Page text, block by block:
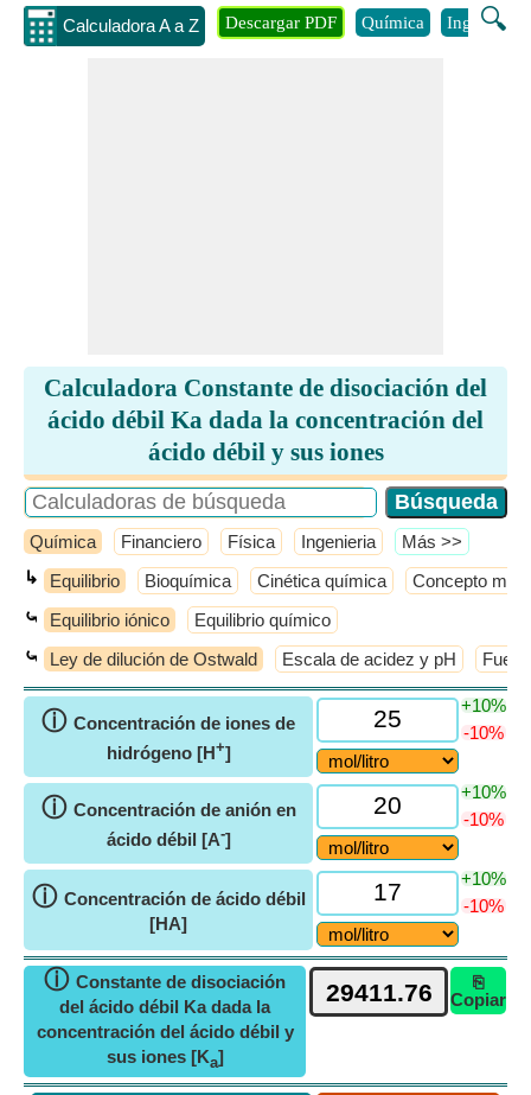
Calculadora A a Z 🔍
Descargar PDF Química Ingenieria
Calculadora Constante de disociación del
ácido débil Ka dada la concentración del
ácido débil y sus iones
Química Financiero Física Ingenieria ​Más >>
↳ Equilibrio Bioquímica Cinética química Concepto
⤿ Equilibrio iónico Equilibrio químico
⤿ Ley de dilución de Ostwald Escala de acidez y pH
ⓘ Concentración de iones de
hidrógeno [H+]
+10%
-10%
ⓘ Concentración de anión en
ácido débil [A-]
+10%
-10%
ⓘ Concentración de ácido débil
[HA]
+10%
-10%
ⓘ Constante de disociación
del ácido débil Ka dada la
concentración del ácido débil y
sus iones [Ka]
⎘
Copiar